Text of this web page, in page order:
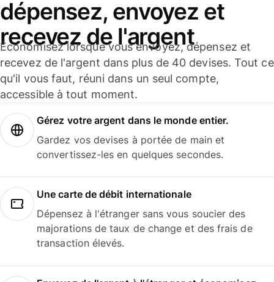
dépensez, envoyez et
recevez de l'argent
Économisez lorsque vous envoyez, dépensez et
recevez de l'argent dans plus de 40 devises. Tout ce
qu'il vous faut, réuni dans un seul compte,
accessible à tout moment.
Gérez votre argent dans le monde entier.
Gardez vos devises à portée de main et
convertissez-les en quelques secondes.
Une carte de débit internationale
Dépensez à l'étranger sans vous soucier des
majorations de taux de change et des frais de
transaction élevés.